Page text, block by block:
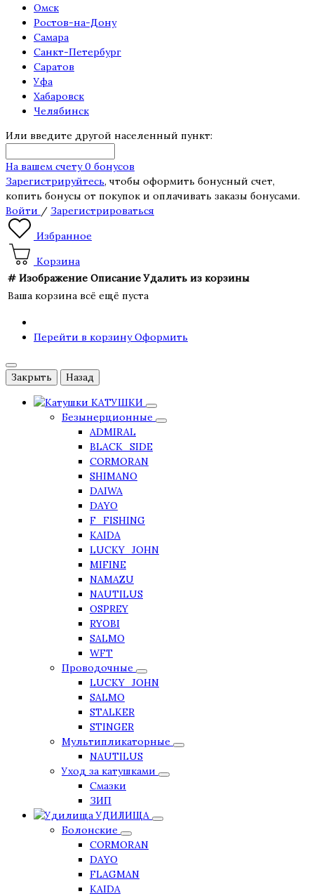
Омск
Ростов-на-Дону
Самара
Санкт-Петербург
Саратов
Уфа
Хабаровск
Челябинск
Или введите другой населенный пункт:
На вашем счету 0 бонусов
Зарегистрируйтесь, чтобы оформить бонусный счет,
копить бонусы от покупок и оплачивать заказы бонусами.
Войти / Зарегистрироваться
Избранное
Корзина
# Изображение Описание Удалить из корзины
Ваша корзина всё ещё пуста
Перейти в корзинуОформить
Закрыть Назад
КАТУШКИ
Безынерционные
ADMIRAL
BLACK_SIDE
CORMORAN
SHIMANO
DAIWA
DAYO
F_FISHING
KAIDA
LUCKY_JOHN
MIFINE
NAMAZU
NAUTILUS
OSPREY
RYOBI
SALMO
WFT
Проводочные
LUCKY_JOHN
SALMO
STALKER
STINGER
Мультипликаторные
NAUTILUS
Уход за катушками
Смазки
ЗИП
УДИЛИЩА
Болонские
CORMORAN
DAYO
FLAGMAN
KAIDA